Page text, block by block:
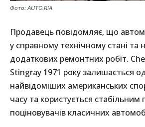
Фото: AUTO.RIA
Продавець повідомляє, що
у справному технічному стані та
додаткових ремонтних робіт.
Stingray 1971 року залишається
найвідоміших американських
часу та користується
поціновувачів класичних